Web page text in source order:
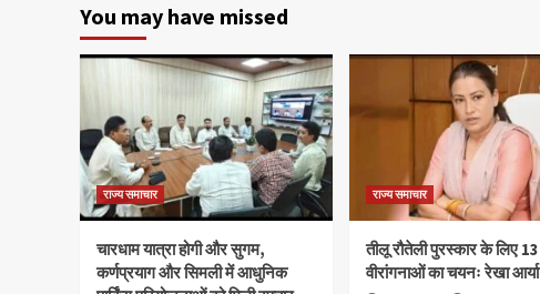
You may have missed
राज्य समाचार
चारधाम यात्रा होगी और सुगम,
कर्णप्रयाग और सिमली में आधुनिक
राज्य समाचार
तीलू रौतेली पुरस्कार के लिए 13
वीरांगनाओं का चयनः रेखा आर्या